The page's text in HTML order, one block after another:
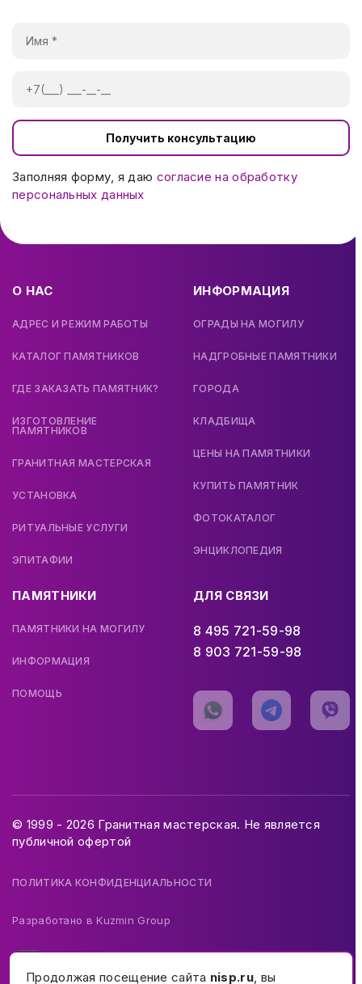
Получить консультацию
Заполняя форму, я даю согласие на обработку
персональных данных
О НАС
АДРЕС И РЕЖИМ РАБОТЫ
КАТАЛОГ ПАМЯТНИКОВ
ГДЕ ЗАКАЗАТЬ ПАМЯТНИК?
ИЗГОТОВЛЕНИЕ
ПАМЯТНИКОВ
ГРАНИТНАЯ МАСТЕРСКАЯ
УСТАНОВКА
РИТУАЛЬНЫЕ УСЛУГИ
ЭПИТАФИИ
ИНФОРМАЦИЯ
ОГРАДЫ НА МОГИЛУ
НАДГРОБНЫЕ ПАМЯТНИКИ
ГОРОДА
КЛАДБИЩА
ЦЕНЫ НА ПАМЯТНИКИ
КУПИТЬ ПАМЯТНИК
ФОТОКАТАЛОГ
ЭНЦИКЛОПЕДИЯ
ПАМЯТНИКИ
ПАМЯТНИКИ НА МОГИЛУ
ИНФОРМАЦИЯ
ПОМОЩЬ
ДЛЯ СВЯЗИ
8 495 721-59-98
8 903 721-59-98
© 1999 - 2026 Гранитная мастерская. Не является
публичной офертой
ПОЛИТИКА КОНФИДЕНЦИАЛЬНОСТИ
Разработано вKuzmin Group
Продолжая посещение сайта nisp.ru, вы